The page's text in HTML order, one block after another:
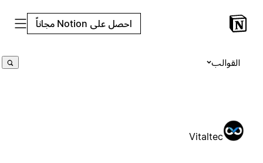
احصل على Notion مجاناً
القوالب
Vitaltec